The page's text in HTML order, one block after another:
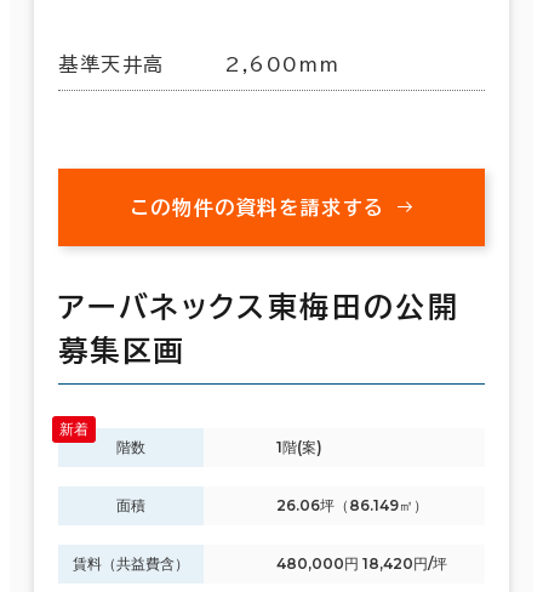
基準天井高 2,600mm
この物件の資料を請求する
アーバネックス東梅田の公開
募集区画
階数 1階(案)
面積 26.06坪（86.149㎡）
賃料（共益費含） 480,000円 18,420円/坪